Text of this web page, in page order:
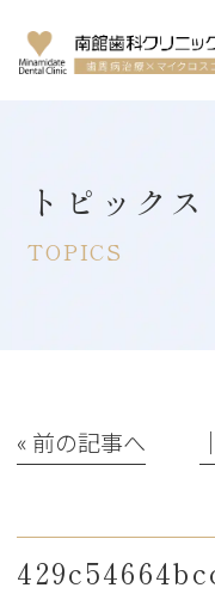
トピックス
TOPICS
« 前の記事へ